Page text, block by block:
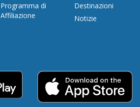
Programma di
Affiliazione
Destinazioni
Notizie